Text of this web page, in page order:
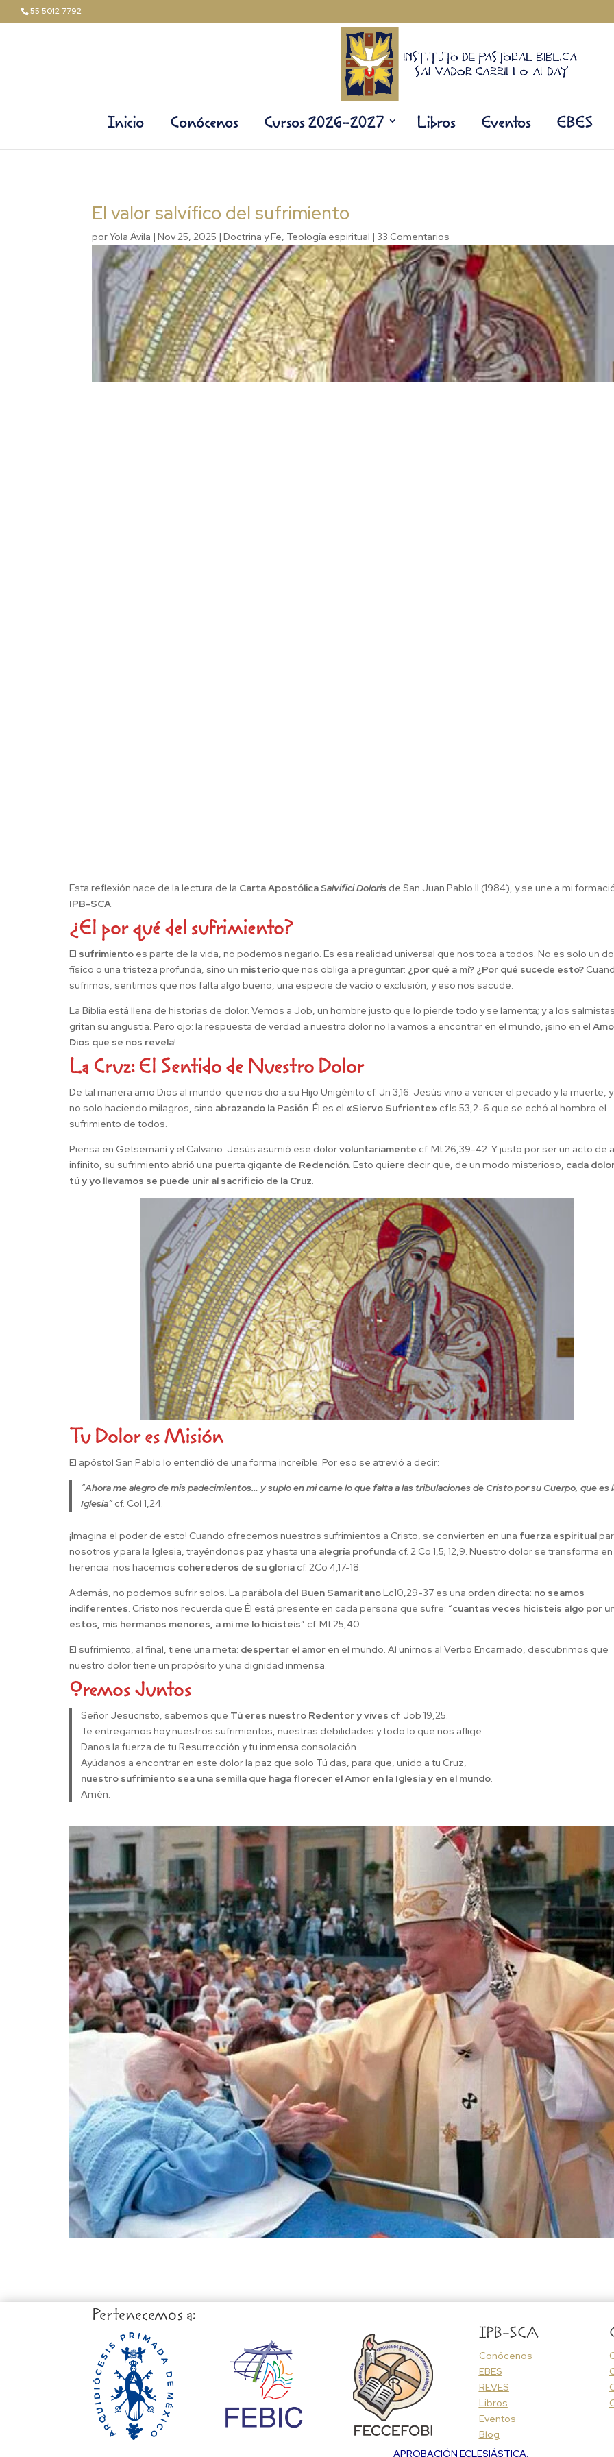
55 5012 7792
Inicio Conócenos Cursos 2026-2027 Libros Eventos EBES
El valor salvífico del sufrimiento
porYola Ávila |Nov 25, 2025 |Doctrina y Fe, Teología espiritual |33 Comentarios
Esta reflexión nace de la lectura de la Carta ApostólicaSalvifici Doloris de San Juan Pablo II (1984), y se une a mi
IPB-SCA.
¿El por qué del sufrimiento?
El sufrimientoes parte de la vida, no podemos negarlo. Es esa realidad universal que nos toca a todos. No es solo un
físico o una tristeza profunda, sino un misterioque nos obliga a preguntar: ¿por qué a mí? ¿Por qué sucede esto?
sufrimos, sentimos que nos falta algo bueno, una especie de vacío o exclusión, y eso nos sacude.
La Biblia está llena de historias de dolor. Vemos a Job, un hombre justo que lo pierde todo y se lamenta; y a los
gritan su angustia. Pero ojo: la respuesta de verdad a nuestro dolor no la vamos a encontrar en el mundo, ¡sino en el
Dios que se nos revela!
La Cruz: El Sentido de Nuestro Dolor
De tal manera amo Dios al mundo que nos dio a su Hijo Unigénito cf. Jn 3,16. Jesús vino a vencer el pecado y la muerte,
no solo haciendo milagros, sino abrazando la Pasión. Él es el «Siervo Sufriente»cf.Is 53,2-6 que se echó al hombro el
sufrimiento de todos.
Piensa en Getsemaní y el Calvario. Jesús asumió ese dolorvoluntariamente cf. Mt 26,39-42. Y justo por ser un acto de
infinito, su sufrimiento abrió una puerta gigante de Redención. Esto quiere decir que, de un modo misterioso, cada
tú y yo llevamos se puede unir al sacrificio de la Cruz
Tu Dolor es Misión
El apóstol San Pablo lo entendió de una forma increíble. Por eso se atrevió a decir:
“Ahora me alegro de mis padecimientos… y suplo en mi carne lo que falta a las tribulaciones de Cristo por su Cuerpo, que es
Iglesia”cf. Col 1,24.
¡Imagina el poder de esto! Cuando ofrecemos nuestros sufrimientos a Cristo, se convierten en una fuerza espiritual
nosotros y para la Iglesia, trayéndonos paz y hasta una alegría profundacf. 2 Co 1,5; 12,9. Nuestro dolor se transforma
herencia: nos hacemos coherederos de su gloriacf. 2Co 4,17-18.
Además, no podemos sufrir solos. La parábola del Buen SamaritanoLc10,29-37 es una orden directa: no seamos
indiferentes. Cristo nos recuerda que Él está presente en cada persona que sufre: “cuantas veces hicisteis algo por
estos, mis hermanos menores, a mí me lo hicisteis” cf. Mt 25,40.
El sufrimiento, al final, tiene una meta: despertar el amoren el mundo. Al unirnos al Verbo Encarnado, descubrimos que
nuestro dolor tiene un propósito y una dignidad inmensa.
Oremos Juntos
Señor Jesucristo, sabemos que Tú eres nuestro Redentor y vives cf. Job 19,25.
Te entregamos hoy nuestros sufrimientos, nuestras debilidades y todo lo que nos aflige.
Danos la fuerza de tu Resurrección y tu inmensa consolación.
Ayúdanos a encontrar en este dolor la paz que solo Tú das, para que, unido a tu Cruz,
nuestro sufrimiento sea una semilla que haga florecer el Amor en la Iglesia y en el mundo.
Amén.
Pertenecemos a:
IPB-SCA
Conócenos
EBES
REVES
Libros
Eventos
Blog
APROBACIÓN ECLESIÁSTICA.